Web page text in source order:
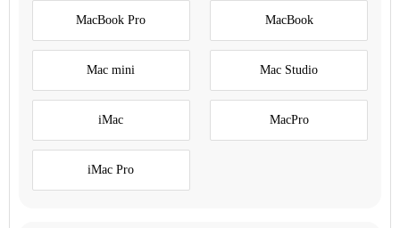
MacBook Pro MacBook
Mac mini Mac Studio
iMac MacPro
iMac Pro